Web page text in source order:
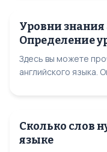
Уровни
Определение
Здесь вы можете
английского языка.
Сколько слов
языке